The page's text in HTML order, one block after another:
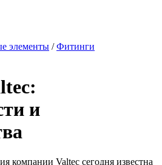
элементы /Фитинги
и
компании Valtec сегодня известна